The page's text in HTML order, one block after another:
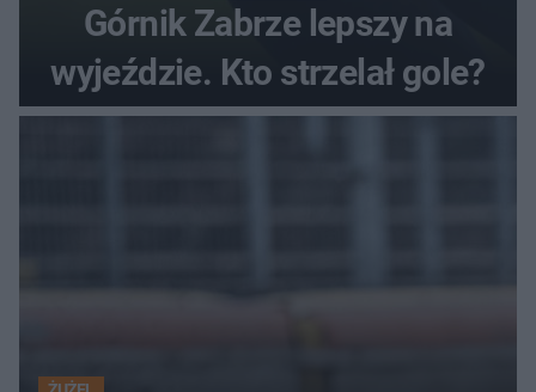
Górnik Zabrze lepszy na
wyjeździe. Kto strzelał gole?